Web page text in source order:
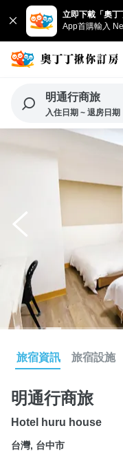
立即下載「奧
App首購輸入
明通行商旅
入住日期 ~ 退房日期
旅宿資訊 旅宿設施
明通行商旅
Hotel huru house
台灣, 台中市